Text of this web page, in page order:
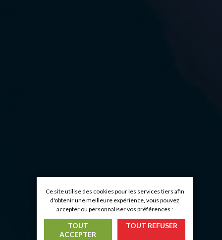
Ce site utilise des cookies pour les services tiers afin
d'obtenir une meilleure expérience, vous pouvez
accepter ou personnaliser vos préférences :
TOUT
ACCEPTER
TOUT REFUSER